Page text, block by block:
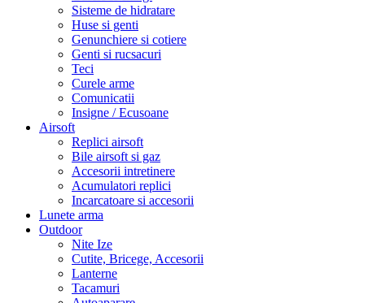
Sisteme de hidratare
Huse si genti
Genunchiere si cotiere
Genti si rucsacuri
Teci
Curele arme
Comunicatii
Insigne / Ecusoane
Airsoft
Replici airsoft
Bile airsoft si gaz
Accesorii intretinere
Acumulatori replici
Incarcatoare si accesorii
Lunete arma
Outdoor
Nite Ize
Cutite, Bricege, Accesorii
Lanterne
Tacamuri